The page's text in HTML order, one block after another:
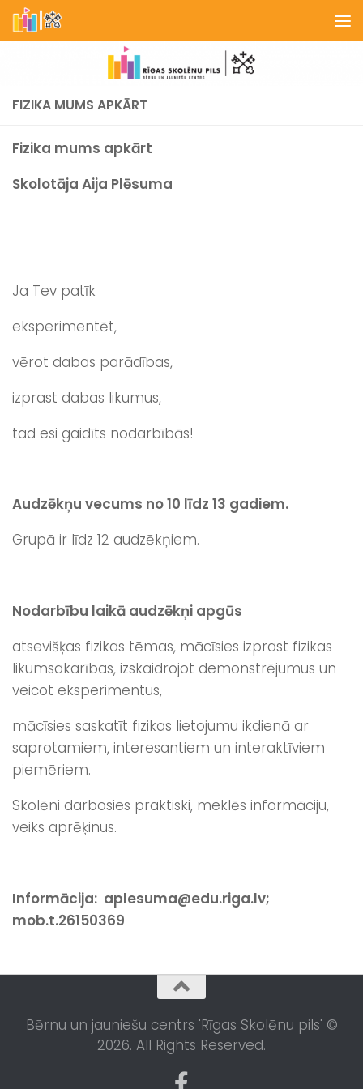
Skip to content
FIZIKA MUMS APKĀRT
Fizika mums apkārt
Skolotāja Aija Plēsuma
Ja Tev patīk
eksperimentēt,
vērot dabas parādības,
izprast dabas likumus,
tad esi gaidīts nodarbībās!
Audzēkņu vecums no 10 līdz 13 gadiem.
Grupā ir līdz 12 audzēkņiem.
Nodarbību laikā audzēkņi apgūs
atsevišķas fizikas tēmas, mācīsies izprast fizikas
likumsakarības, izskaidrojot demonstrējumus un
veicot eksperimentus,
mācīsies saskatīt fizikas lietojumu ikdienā ar
saprotamiem, interesantiem un interaktīviem
piemēriem.
Skolēni darbosies praktiski, meklēs informāciju,
veiks aprēķinus.
Informācija: aplesuma@edu.riga.lv;
mob.t.26150369
Bērnu un jauniešu centrs 'Rīgas Skolēnu pils' ©
2026. All Rights Reserved.